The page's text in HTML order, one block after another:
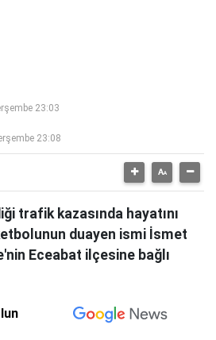
23:03
23:08
trafik kazasında hayatını
duayen ismi İsmet
Eceabat ilçesine bağlı